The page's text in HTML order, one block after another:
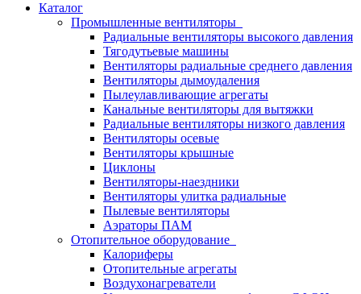
Каталог
Промышленные вентиляторы
Радиальные вентиляторы высокого давления
Тягодутьевые машины
Вентиляторы радиальные среднего давления
Вентиляторы дымоудаления
Пылеулавливающие агрегаты
Канальные вентиляторы для вытяжки
Радиальные вентиляторы низкого давления
Вентиляторы осевые
Вентиляторы крышные
Циклоны
Вентиляторы-наездники
Вентиляторы улитка радиальные
Пылевые вентиляторы
Аэраторы ПАМ
Отопительное оборудование
Калориферы
Отопительные агрегаты
Воздухонагреватели